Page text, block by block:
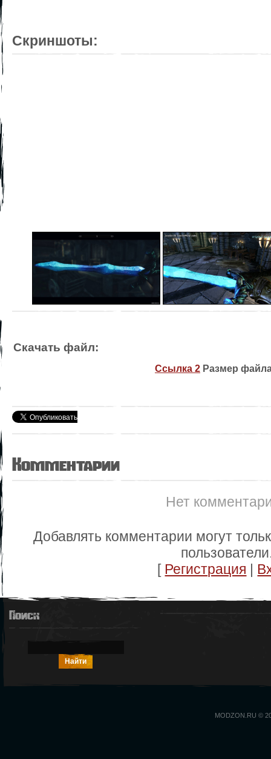
Скриншоты:
Скачать файл:
Ссылка 2 Размер
Комментарии
Нет
Добавлять комментарии могут
[ Регистрация
Поиск
MODZON.RU ©